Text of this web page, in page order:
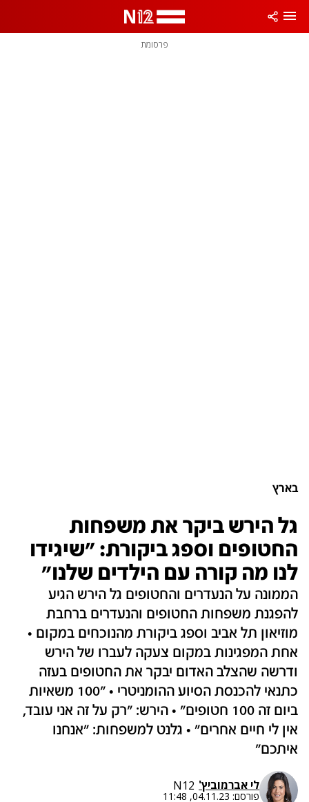
פרסומת
בארץ
גל הירש ביקר את משפחות
החטופים וספג ביקורת: "שיגידו
לנו מה קורה עם הילדים שלנו"
הממונה על הנעדרים והחטופים גל הירש הגיע
להפגנת משפחות החטופים והנעדרים ברחבת
מוזיאון תל אביב וספג ביקורת מהנוכחים במקום •
אחת המפגינות במקום צעקה לעברו של הירש
ודרשה שהצלב האדום יבקר את החטופים בעזה
כתנאי להכנסת הסיוע ההומניטרי • "100 משאיות
ביום זה 100 חטופים" • הירש: "רק על זה אני עובד,
אין לי חיים אחרים" • גלנט למשפחות: "אנחנו
איתכם"
לי אברמוביץ' N12
פורסם: 04.11.23, 11:48